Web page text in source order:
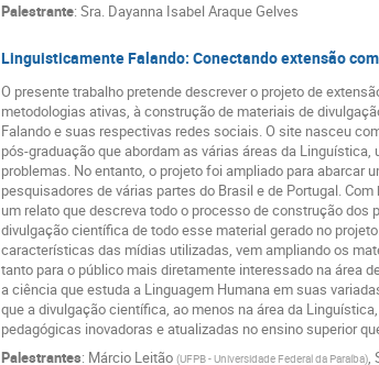
Palestrante: Sra. Dayanna Isabel Araque Gelves
Linguisticamente Falando: Conectando extensão
O presente trabalho pretende descrever o projeto de
metodologias ativas, à construção de materiais de
Falando e suas respectivas redes sociais. O site nasceu
pós-graduação que abordam as várias áreas da
problemas. No entanto, o projeto foi ampliado para abarcar
pesquisadores de várias partes do Brasil e de Portugal.
um relato que descreva todo o processo de construção
divulgação científica de todo esse material gerado no
características das mídias utilizadas, vem ampliando os
tanto para o público mais diretamente interessado na área
a ciência que estuda a Linguagem Humana em suas
que a divulgação científica, ao menos na área da
pedagógicas inovadoras e atualizadas no ensino superior
Palestrantes: Márcio Leitão (UFPB - Universidade Federal da Paraíba),